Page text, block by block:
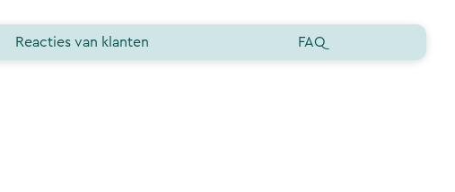
Reacties van klanten FAQ